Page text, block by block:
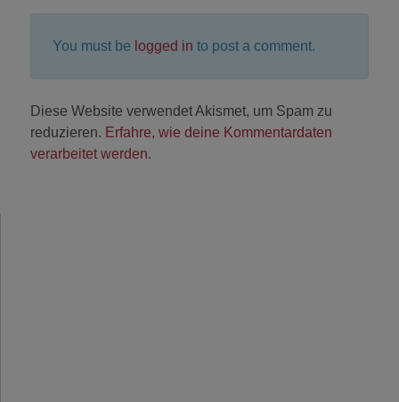
You must be logged in to post a comment.
Diese Website verwendet Akismet, um Spam zu
reduzieren. Erfahre, wie deine Kommentardaten
verarbeitet werden.